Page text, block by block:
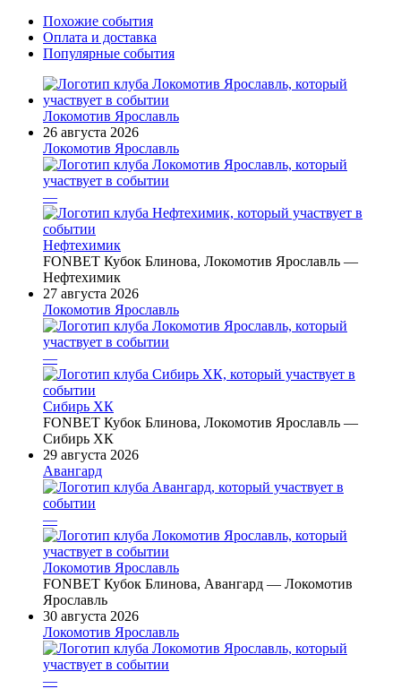
Похожие события
Оплата и доставка
Популярные события
Локомотив Ярославль
26 августа 2026
Локомотив Ярославль
—
Нефтехимик
FONBET Кубок Блинова, Локомотив Ярославль —
Нефтехимик
27 августа 2026
Локомотив Ярославль
—
Сибирь ХК
FONBET Кубок Блинова, Локомотив Ярославль —
Сибирь ХК
29 августа 2026
Авангард
—
Локомотив Ярославль
FONBET Кубок Блинова, Авангард — Локомотив
Ярославль
30 августа 2026
Локомотив Ярославль
—